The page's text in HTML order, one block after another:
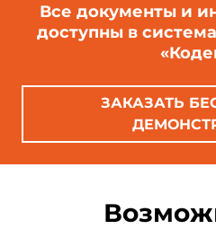
Все документы и
доступны в
ЗАКАЗАТЬ